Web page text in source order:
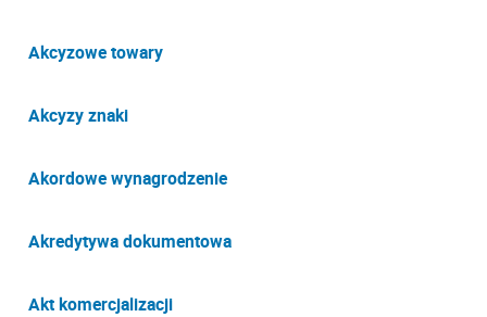
Akcyzowe towary
Akcyzy znaki
Akordowe wynagrodzenie
Akredytywa dokumentowa
Akt komercjalizacji